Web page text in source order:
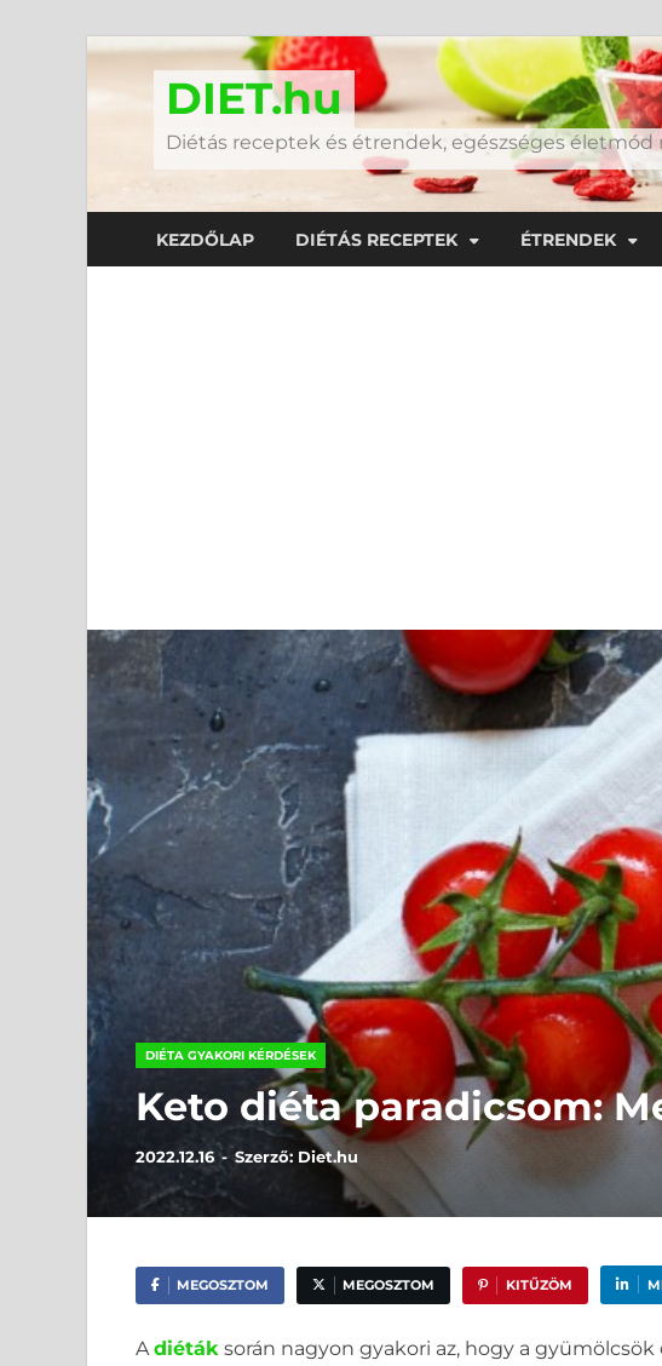
DIET.hu
Diétás receptek és étrendek, egészséges életmód
KEZDŐLAP DIÉTÁS RECEPTEK ÉTRENDEK
DIÉTA GYAKORI KÉRDÉSEK
Keto diéta paradicsom:
2022.12.16 - Szerző: Diet.hu
MEGOSZTOM MEGOSZTOM KITŰZÖM
Adiéták során nagyon gyakori az, hogy a